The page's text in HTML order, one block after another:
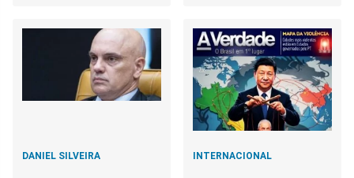
DANIEL SILVEIRA INTERNACIONAL